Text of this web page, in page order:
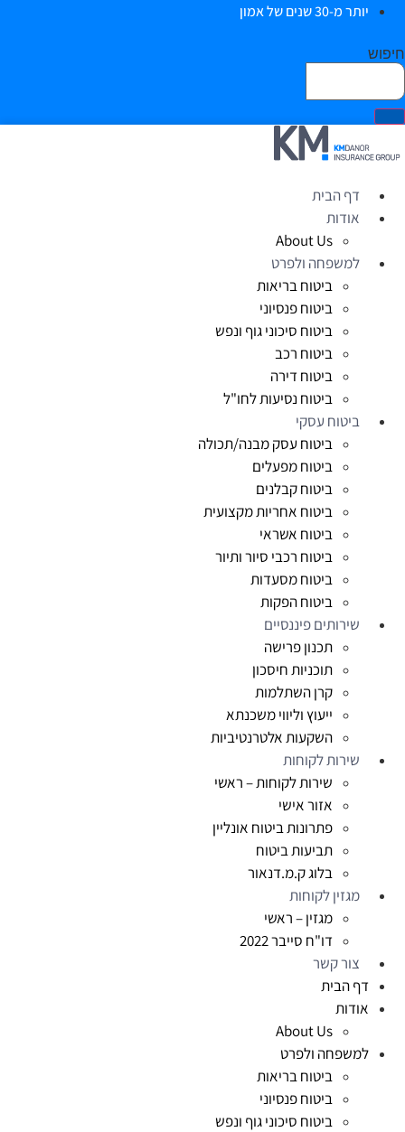
יותר מ-30 שנים של אמון
דף הבית
אודות
About Us
למשפחה ולפרט
ביטוח בריאות
ביטוח פנסיוני
ביטוח סיכוני גוף ונפש
ביטוח רכב
ביטוח דירה
ביטוח נסיעות לחו"ל
ביטוח עסקי
ביטוח עסק מבנה/תכולה
ביטוח מפעלים
ביטוח קבלנים
ביטוח אחריות מקצועית
ביטוח אשראי
ביטוח רכבי סיור ותיור
ביטוח מסעדות
ביטוח הפקות
שירותים פיננסיים
תכנון פרישה
תוכניות חיסכון
קרן השתלמות
ייעוץ וליווי משכנתא
השקעות אלטרנטיביות
שירות לקוחות
שירות לקוחות – ראשי
אזור אישי
פתרונות ביטוח אונליין
תביעות ביטוח
בלוג ק.מ.דנאור
מגזין לקוחות
מגזין – ראשי
דו"ח סייבר 2022
צור קשר
דף הבית
אודות
About Us
למשפחה ולפרט
ביטוח בריאות
ביטוח פנסיוני
ביטוח סיכוני גוף ונפש